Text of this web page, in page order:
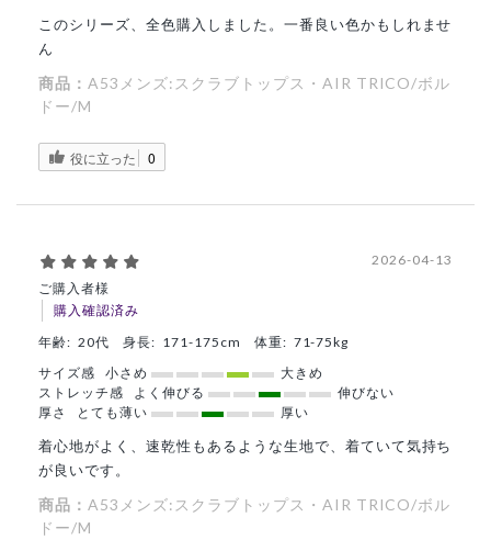
このシリーズ、全色購入しました。一番良い色かもしれませ
ん
商品： A53メンズ:スクラブトップス・AIR TRICO/ボル
ドー/M
役に立った 0
ご購入者様
購入確認済み
2026-04-13
年齢: 20代 身長: 171-175cm 体重: 71-75kg
サイズ感
小さめ
大きめ
ストレッチ感
よく伸びる
伸びない
厚さ
とても薄い 厚い
着心地がよく、速乾性もあるような生地で、着ていて気持ち
が良いです。
商品： A53メンズ:スクラブトップス・AIR TRICO/ボル
ドー/M